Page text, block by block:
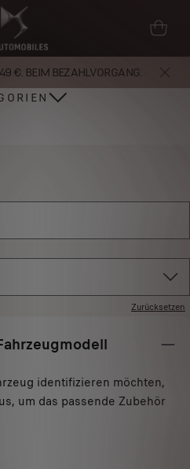
€. BEIM BEZAHLVORGANG.
Zurücksetzen
identifizieren möchten,
um das passende Zubehör